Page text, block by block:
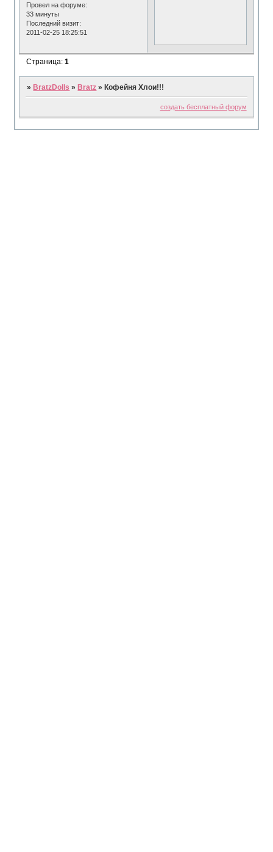
Провел на форуме:
33 минуты
Последний визит:
2011-02-25 18:25:51
Страница:1
» BratzDolls » Bratz » Кофейня Хлои!!!
создать бесплатный форум